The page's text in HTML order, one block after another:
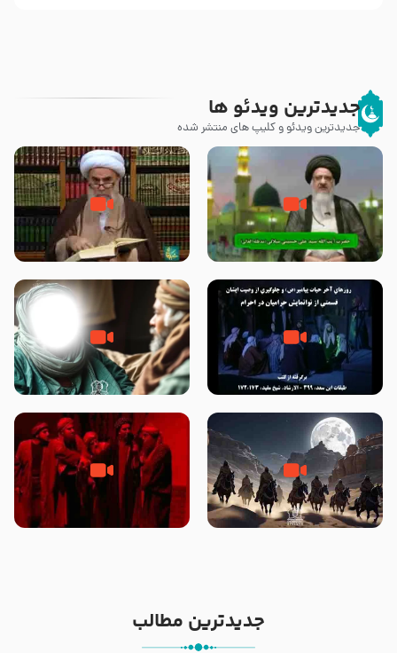
جدیدترین ویدئو ها
جدیدترین ویدئو و کلیپ های منتشر شده
آیا پیامبر اکرم صلی الله علیه وآله
بدون وصیت از دنیا رفته ‌اند؟ – آیت
صحیح بخاری و قتل رسول‌ خدا
{صلی ‌الله علیه‌ وآله} – آیت الله
روزهای آخر حیات پیامبر اکرم صلی
الله علیه و آله – قسمتی از
وصیتی که نوشته نشد (حدیث
قرطاس)
‌‌‌‌‌‌‌داستان ترور نافرجام رسول خدا
صلی الله علیه و آله – شهادت
قسمتی از نوا نمایش بیرق ماندگار
بیان توطئه های منافقین پیش از
جدیدترین مطالب